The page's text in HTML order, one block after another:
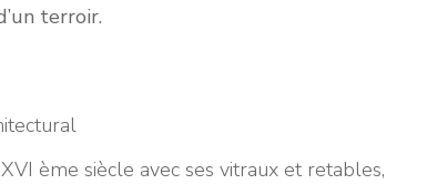
terroir.
ème siècle avec ses vitraux et retables,